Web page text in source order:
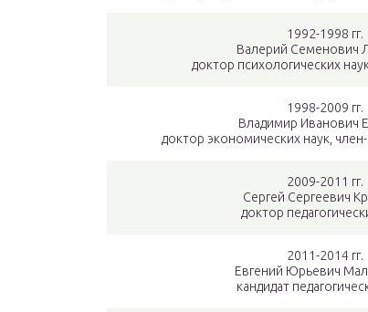
1992-1998 гг.
Валерий Семенович
доктор психологических
1998-2009 гг.
Владимир Иванович
доктор экономических наук,
2009-2011 гг.
Сергей Сергеевич
доктор
2011-2014 гг.
Евгений Юрьевич
кандидат